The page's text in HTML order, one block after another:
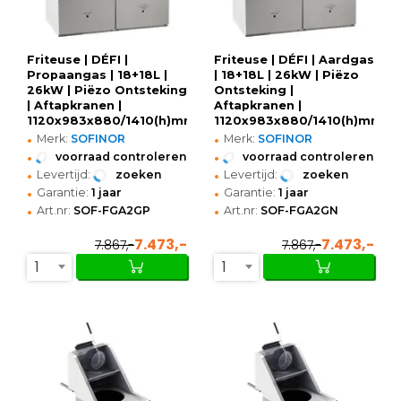
Friteuse | DÉFI |
Propaangas | 18+18L |
26kW | Piëzo Ontsteking
| Aftapkranen |
1120x983x880/1410(h)mm
• Merk: SOFINOR
• voorraad controleren
• Levertijd: zoeken
• Garantie: 1 jaar
• Art.nr: SOF-FGA2GP
7.867,-7.473,-
1
Friteuse | DÉFI | Aardgas
| 18+18L | 26kW | Piëzo
Ontsteking |
Aftapkranen |
1120x983x880/1410(h)mm
• Merk: SOFINOR
• voorraad controleren
• Levertijd: zoeken
• Garantie: 1 jaar
• Art.nr: SOF-FGA2GN
7.867,-7.473,-
1